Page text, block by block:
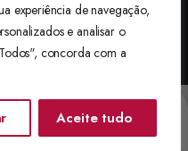
experiência de navegação,
e analisar o
concorda com a
Aceite tudo
Lista De Desejos Conta